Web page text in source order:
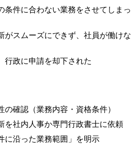
条件に合わない業務をさせてしまっ
がスムーズにできず、社員が働けな
行政に申請を却下された
の確認（業務内容・資格条件）
を社内人事か専門行政書士に依頼
に沿った業務範囲」を明示